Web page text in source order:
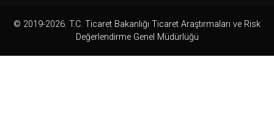
© 2019-2026. T.C. Ticaret Bakanlığı Ticaret Araştırmaları ve Risk
Değerlendirme Genel Müdürlüğü